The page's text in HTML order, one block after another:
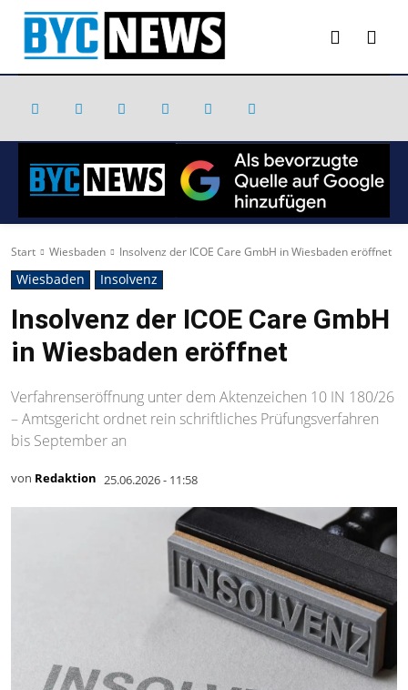
Start Wiesbaden Insolvenz der ICOE Care GmbH in Wiesbaden eröffnet
Wiesbaden Insolvenz
Insolvenz der ICOE Care GmbH
in Wiesbaden eröffnet
Verfahrenseröffnung unter dem Aktenzeichen 10 IN 180/26
– Amtsgericht ordnet rein schriftliches Prüfungsverfahren
bis September an
von Redaktion 25.06.2026 - 11:58